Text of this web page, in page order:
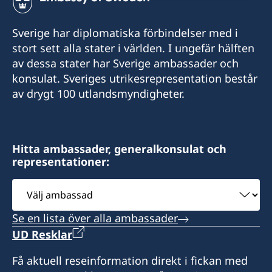
Sverige har diplomatiska förbindelser med i
stort sett alla stater i världen. I ungefär hälften
av dessa stater har Sverige ambassader och
konsulat. Sveriges utrikesrepresentation består
av drygt 100 utlandsmyndigheter.
Hitta ambassader, generalkonsulat och
representationer:
ambassad
Se en lista över alla ambassader
UD Resklar
Få aktuell reseinformation direkt i fickan med